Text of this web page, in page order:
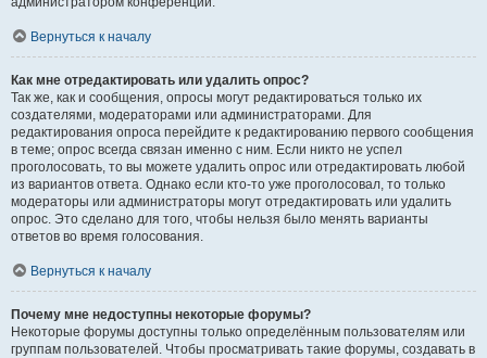
Вернуться к началу
Как мне отредактировать или удалить опрос?
Так же, как и сообщения, опросы могут редактироваться только их
создателями, модераторами или администраторами. Для
редактирования опроса перейдите к редактированию первого сообщения
в теме; опрос всегда связан именно с ним. Если никто не успел
проголосовать, то вы можете удалить опрос или отредактировать любой
из вариантов ответа. Однако если кто-то уже проголосовал, то только
модераторы или администраторы могут отредактировать или удалить
опрос. Это сделано для того, чтобы нельзя было менять варианты
ответов во время голосования.
Вернуться к началу
Почему мне недоступны некоторые форумы?
Некоторые форумы доступны только определённым пользователям или
группам пользователей. Чтобы просматривать такие форумы, создавать в